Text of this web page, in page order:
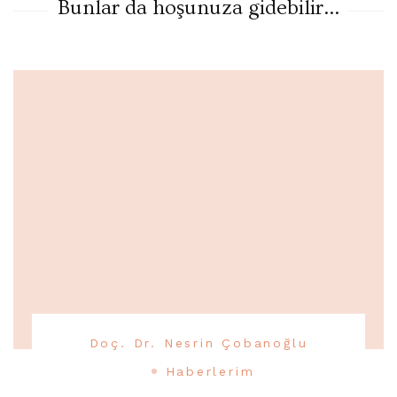
Bunlar da hoşunuza gidebilir...
Doç. Dr. Nesrin Çobanoğlu
Haberlerim